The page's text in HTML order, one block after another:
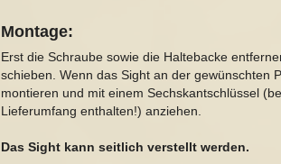
Montage:
Erst die Schraube sowie die Haltebacke
schieben. Wenn das Sight an der gewünschten
montieren und mit einem Sechskantschlüssel
Lieferumfang enthalten!) anziehen.
Das Sight kann seitlich verstellt werden.